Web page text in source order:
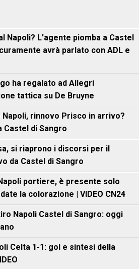
Napoli? L'agente piomba a Castel
avrà parlato con ADL e
ha regalato ad Allegri
tattica su De Bruyne
rinnovo Prisco in arrivo?
Castel di Sangro
si riaprono i discorsi per il
da Castel di Sangro
portiere, è presente solo
la colorazione | VIDEO CN24
Napoli Castel di Sangro: oggi
Celta 1-1: gol e sintesi della